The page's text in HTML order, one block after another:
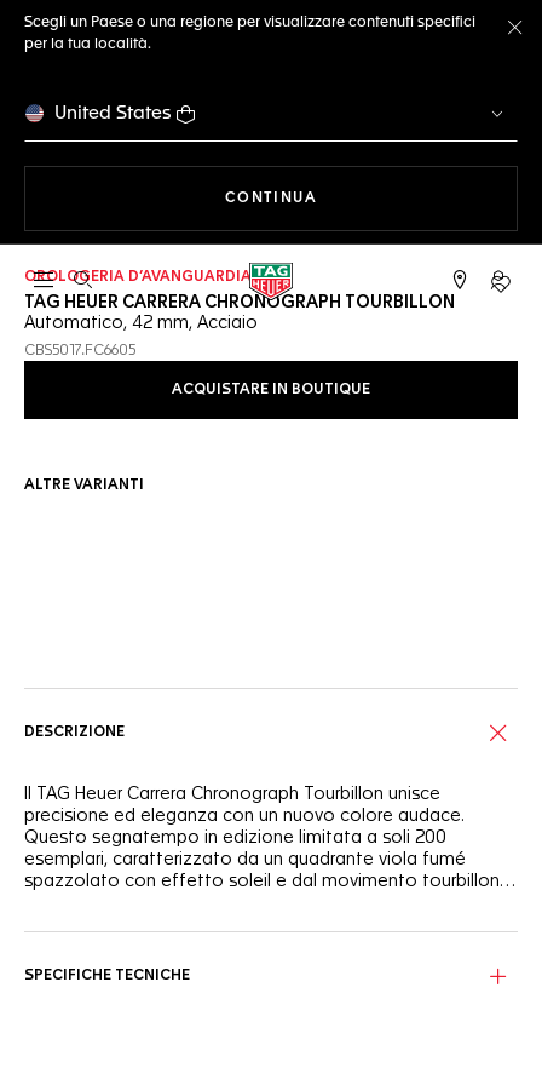
Scegli un Paese o una regione per visualizzare contenuti specifici
per la tua località.
United States
CONTINUA
Apri la ricerca
OROLOGERIA D’AVANGUARDIA
TAG HEUER CARRERA CHRONOGRAPH TOURBILLON
Automatico, 42 mm, Acciaio
CBS5017.FC6605
ACQUISTARE IN BOUTIQUE
ALTRE VARIANTI
DESCRIZIONE
Il TAG Heuer Carrera Chronograph Tourbillon unisce
precisione ed eleganza con un nuovo colore audace.
Questo segnatempo in edizione limitata a soli 200
esemplari, caratterizzato da un quadrante viola fumé
spazzolato con effetto soleil e dal movimento tourbillon
ore 6 creano uno straordinario contrasto.
SPECIFICHE TECNICHE